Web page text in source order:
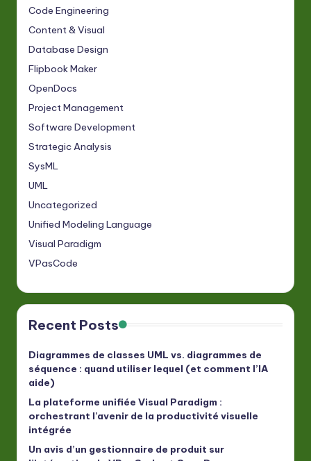
Code Engineering
Content & Visual
Database Design
Flipbook Maker
OpenDocs
Project Management
Software Development
Strategic Analysis
SysML
UML
Uncategorized
Unified Modeling Language
Visual Paradigm
VPasCode
Recent Posts
Diagrammes de classes UML vs. diagrammes de
séquence : quand utiliser lequel (et comment l’IA
aide)
La plateforme unifiée Visual Paradigm :
orchestrant l’avenir de la productivité visuelle
intégrée
Un avis d’un gestionnaire de produit sur